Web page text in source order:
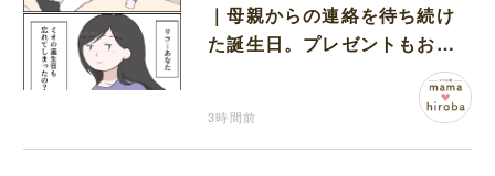
｜母親からの連絡を待ち続け
た誕生日。プレゼントもお祝
3時間前